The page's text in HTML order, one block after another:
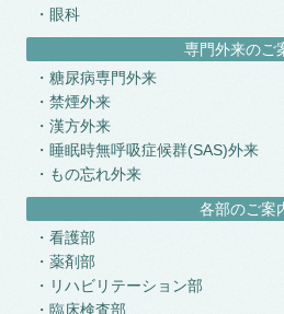
眼科
専門外来のご
糖尿病専門外来
禁煙外来
漢方外来
睡眠時無呼吸症候群(SAS)外来
もの忘れ外来
各部のご案
看護部
薬剤部
リハビリテーション部
臨床検査部